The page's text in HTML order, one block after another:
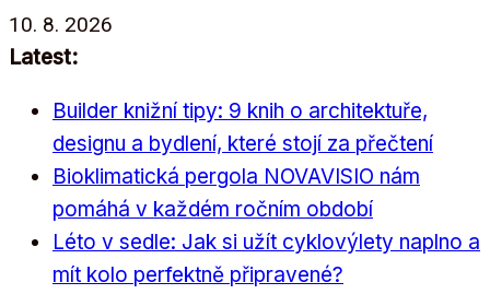
Přeskočit
na
10. 8. 2026
Latest:
Builder knižní tipy: 9 knih o architektuře,
designu a bydlení, které stojí za přečtení
Bioklimatická pergola NOVAVISIO nám
pomáhá v každém ročním období
Léto v sedle: Jak si užít cyklovýlety naplno a
mít kolo perfektně připravené?